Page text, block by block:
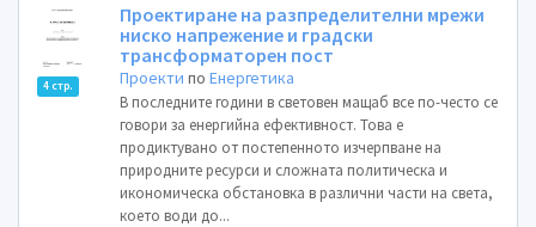
4 стр.
Проектиране на разпределителни мрежи
ниско напрежение и градски
трансформаторен пост
Проекти поЕнергетика
В последните години в световен мащаб все по-често се
говори за енергийна ефективност. Това е
продиктувано от постепенното изчерпване на
природните ресурси и сложната политическа и
икономическа обстановка в различни части на света,
което води до...